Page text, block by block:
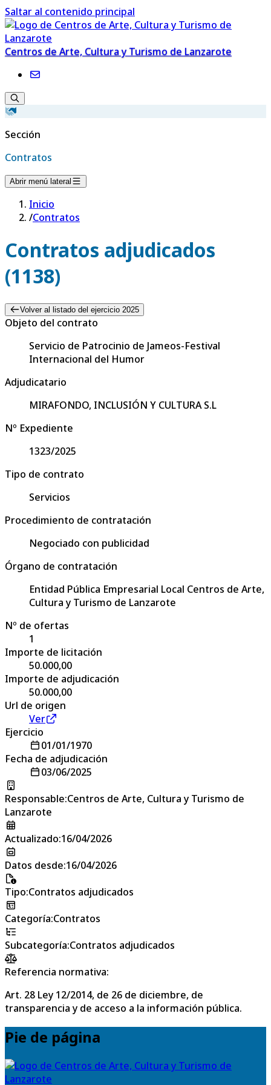
Saltar al contenido principal
Centros de Arte, Cultura y Turismo de Lanzarote
Sección
Contratos
Abrir menú lateral
Inicio
/Contratos
Contratos adjudicados
(1138)
Volver al listado del ejercicio 2025
Objeto del contrato
Servicio de Patrocinio de Jameos-Festival
Internacional del Humor
Adjudicatario
MIRAFONDO, INCLUSIÓN Y CULTURA S.L
Nº Expediente
1323/2025
Tipo de contrato
Servicios
Procedimiento de contratación
Negociado con publicidad
Órgano de contratación
Entidad Pública Empresarial Local Centros de Arte,
Cultura y Turismo de Lanzarote
Nº de ofertas
1
Importe de licitación
50.000,00
Importe de adjudicación
50.000,00
Url de origen
Ver
Ejercicio
01/01/1970
Fecha de adjudicación
03/06/2025
Responsable:Centros de Arte, Cultura y Turismo de
Lanzarote
Actualizado:16/04/2026
Datos desde:16/04/2026
Tipo:Contratos adjudicados
Categoría:Contratos
Subcategoría:Contratos adjudicados
Referencia normativa:
Art. 28 Ley 12/2014, de 26 de diciembre, de
transparencia y de acceso a la información pública.
Pie de página